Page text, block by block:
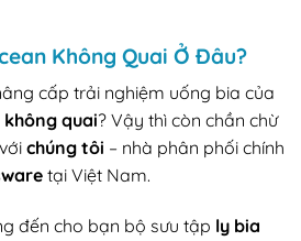
Không Quai Ở Đâu?
cấp trải nghiệm uống bia của
không quai? Vậy thì còn chần chừ
chúng tôi – nhà phân phối chính
tại Việt Nam.
đến cho bạn bộ sưu tập ly bia